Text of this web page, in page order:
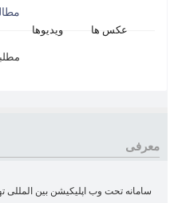
عکس ها ویدیوها
معرفی
سامانه تحت وب اپلیکیشن بین المللی